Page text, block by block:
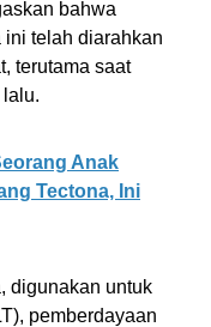
bahwa
telah diarahkan
terutama saat
Anak
Tectona, Ini
digunakan untuk
pemberdayaan